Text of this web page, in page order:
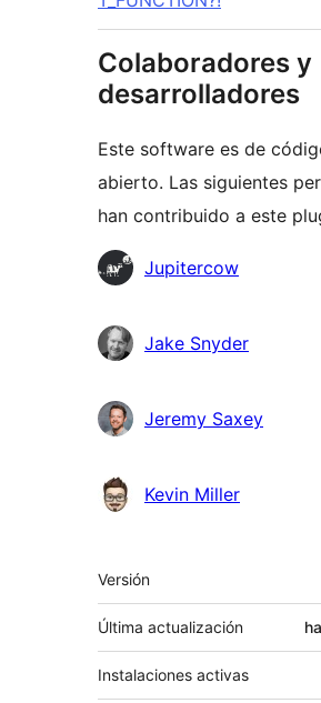
Colaboradores y
desarrolladores
Este software es de
abierto. Las siguientes
han contribuido a este
Colaboradores
Jupitercow
Jake Snyder
Jeremy Saxey
Kevin Miller
Meta
Versión
Última actualización
Instalaciones activas